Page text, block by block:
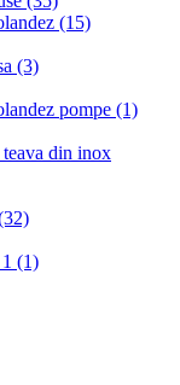
(15)
(3)
pompe (1)
din inox
(1)